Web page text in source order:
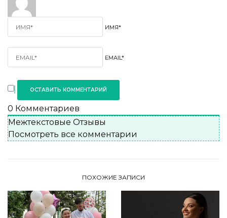
ИМЯ*
EMAIL*
0 Комментариев
Межтекстовые Отзывы
Посмотреть все комментарии
ПОХОЖИЕ ЗАПИСИ